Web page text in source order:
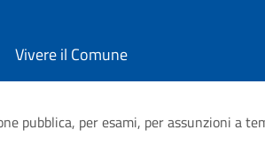
Vivere il Comune
pubblica, per esami, per assunzioni a